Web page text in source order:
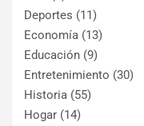
Deportes (11)
Economía (13)
Educación (9)
Entretenimiento (30)
Historia (55)
Hogar (14)